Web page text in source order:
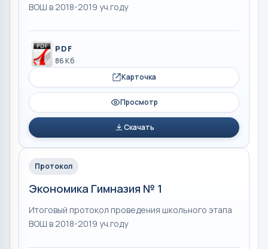
ВОШ в 2018-2019 уч.году
PDF
86 Кб
Карточка
Просмотр
Скачать
Протокол
Экономика Гимназия № 1
Итоговый протокол проведения школьного этапа
ВОШ в 2018-2019 уч.году